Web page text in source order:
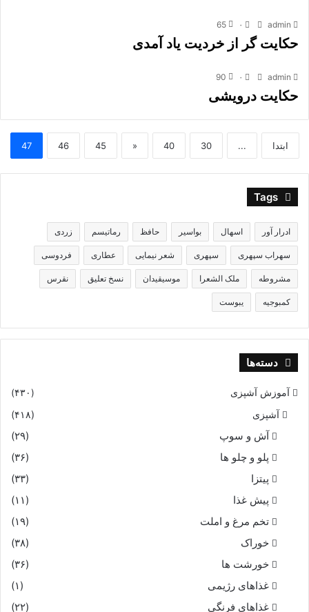
admin ۰ 65
حکایت گر از خردیت یاد آمدى
admin ۰ 90
حکایت درویشی
ابتدا ...
30
40
«
45
46
47
Tags
ادرار آور اسهال بواسیر حافظ رماتیسم زردی
سهراب سپهری سپهری شعر نیمایی عطاری فردوسی
مشروطه ملک الشعرا موسیقیدان نسخ تعلیق نقرس
کمبوجیه یبوست
دسته‌ها
آموزش آشپزی (۴۳۰)
آشپزی (۴۱۸)
آش و سوپ
(۲۹)
پلو و چلو ها
(۳۶)
پیتزا
(۳۳)
پیش غذا
(۱۱)
تخم مرغ و املت
(۱۹)
خوراک
(۳۸)
خورشت ها
(۳۶)
غذاهای رژیمی
(۱)
غذاهای فرنگی
(۲۲)